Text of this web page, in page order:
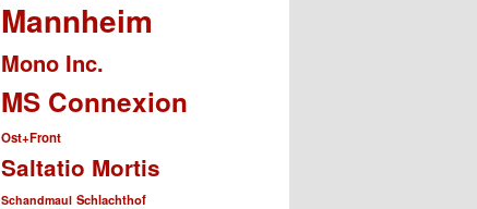
Mannheim
Mono Inc.
MS Connexion
Ost+Front
Saltatio Mortis
Schandmaul Schlachthof